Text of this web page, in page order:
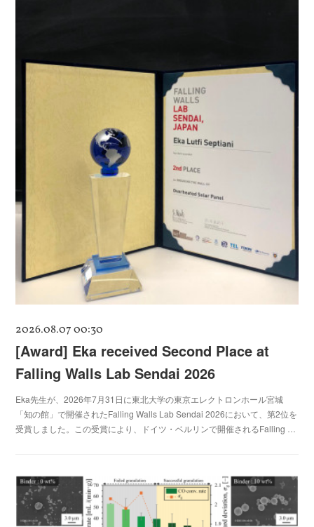
2026.08.07 00:30
[Award] Eka received Second Place at
Falling Walls Lab Sendai 2026
Eka先生が、2026年7月31日に東北大学の東京エレクトロンホール宮城
「知の館」で開催されたFalling Walls Lab Sendai 2026において、第2位を
受賞しました。この受賞により、ドイツ・ベルリンで開催されるFalling …